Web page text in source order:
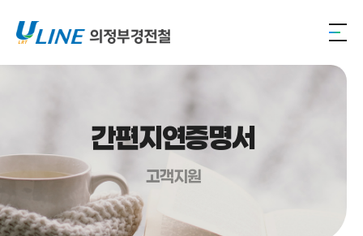
간편지연증명서
고객지원